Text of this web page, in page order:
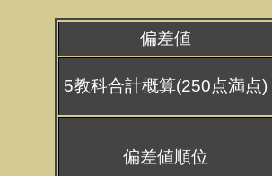
偏差値
5教科合計概算(250点満点)
偏差値順位